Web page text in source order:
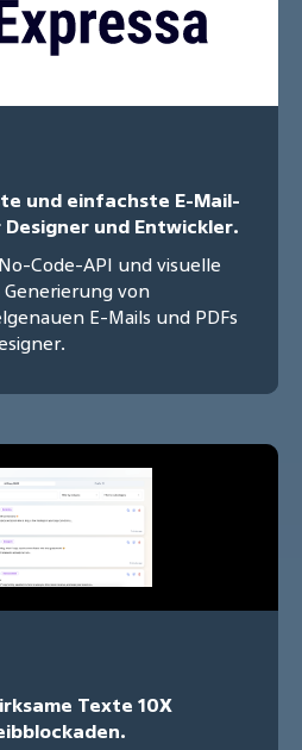
und einfachste E-Mail-
und Entwickler.
Code-API und visuelle
von
E-Mails und PDFs
Texte 10X